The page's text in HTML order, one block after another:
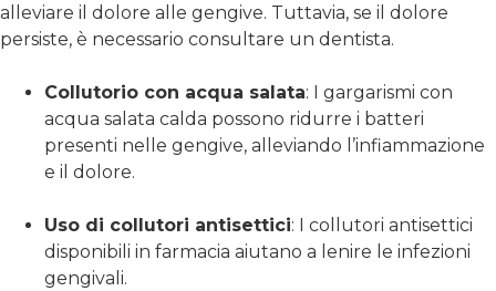
alleviare il dolore alle gengive. Tuttavia, se il dolore
persiste, è necessario consultare un dentista.
Collutorio con acqua salata: I gargarismi con
acqua salata calda possono ridurre i batteri
presenti nelle gengive, alleviando l’infiammazione
e il dolore.
Uso di collutori antisettici: I collutori antisettici
disponibili in farmacia aiutano a lenire le infezioni
gengivali.